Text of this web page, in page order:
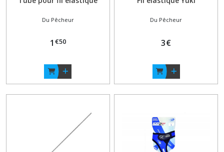
Du Pêcheur
1 €50
Du Pêcheur
3€